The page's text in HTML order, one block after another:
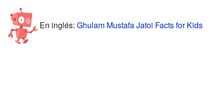
En inglés: Ghulam Mustafa Jatoi Facts for Kids